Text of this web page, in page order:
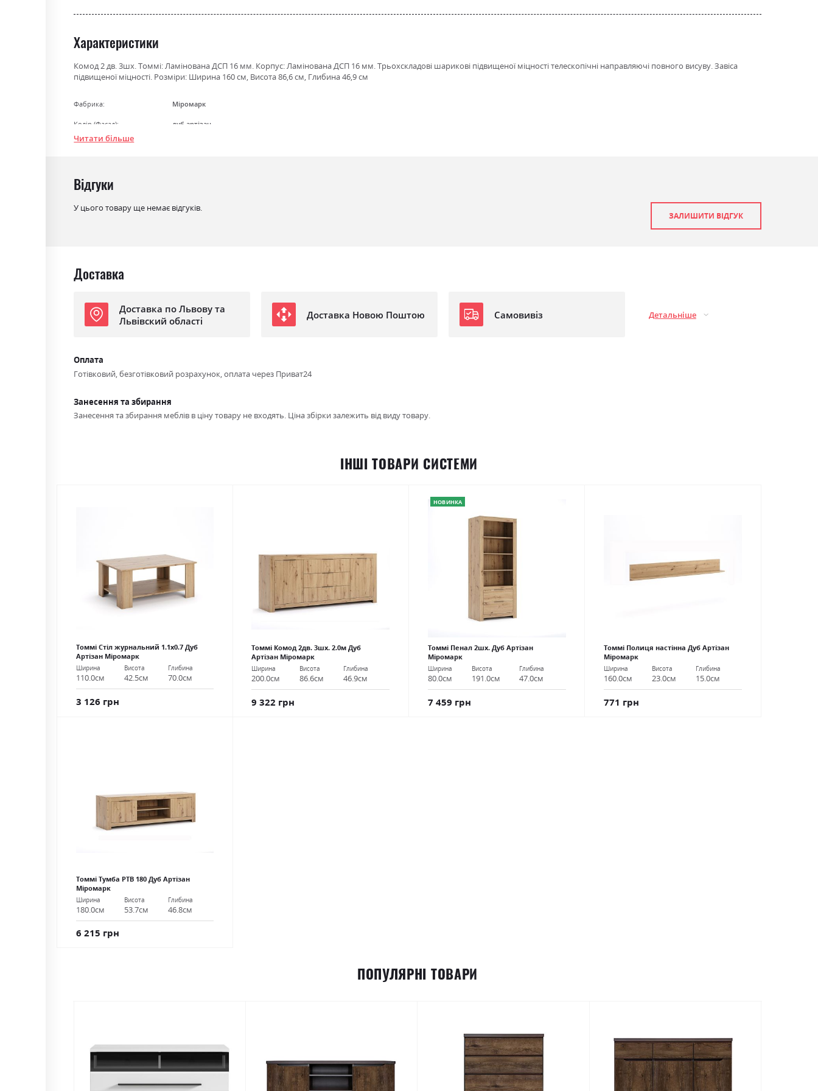
of
the
images
gallery
Характеристики
Комод 2 дв. 3шх. Томмі: Ламінована ДСП 16 мм. Корпус: Ламінована ДСП 16 мм. Трьохскладові шарикові підвищеної міцності телескопічні направляючі повного висуву. Завіса
підвищеної міцності. Розміри: Ширина 160 см, Висота 86,6 см, Глибина 46,9 см
Фабрика: Міромарк
Колір (Фасад): дуб артізан
Колір (Корпус):
Стиль
Матеріал ламінована ДСП
Читати більше
Відгуки
У цього товару ще немає відгуків.
ЗАЛИШИТИ ВІДГУК
Доставка
Доставка по Львову та
Львівский області
Доставка Новою Поштою Самовивіз Детальніше
Оплата
Готівковий, безготівковий розрахунок, оплата через Приват24
Занесення та збирання
Занесення та збирання меблів в ціну товару не входять. Ціна збірки залежить від виду товару.
ІНШІ ТОВАРИ СИСТЕМИ
Томмі Стіл журнальний 1.1х0.7 Дуб
Артізан Міромарк
Ширина
110.0см
Висота
42.5см
Глибина
70.0см
3 126 грн
Томмі Комод 2дв. 3шх. 2.0м Дуб
Артізан Міромарк
Ширина
200.0см
Висота
86.6см
Глибина
46.9см
9 322 грн
НОВИНКА
Томмі Пенал 2шх. Дуб Артізан
Міромарк
Ширина
80.0см
Висота
191.0см
Глибина
47.0см
7 459 грн
Томмі Полиця настінна Дуб Артізан
Міромарк
Ширина
160.0см
Висота
23.0см
Глибина
15.0см
771 грн
Томмі Тумба РТВ 180 Дуб Артізан
Міромарк
Ширина
180.0см
Висота
53.7см
Глибина
46.8см
6 215 грн
ПОПУЛЯРНІ ТОВАРИ